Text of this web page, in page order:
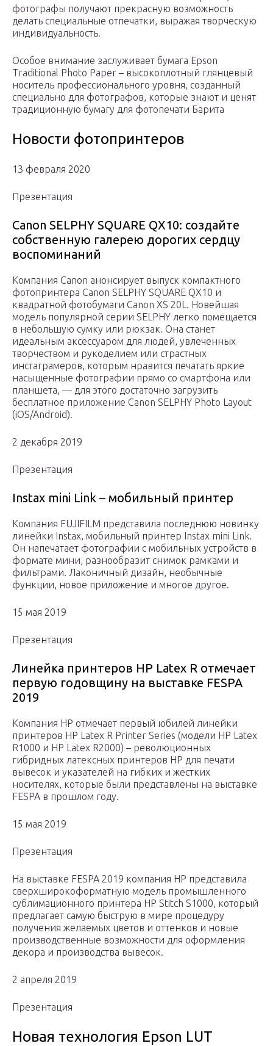
фотографы получают прекрасную возможность
делать специальные отпечатки, выражая творческую
индивидуальность.
Особое внимание заслуживает бумага Epson
Traditional Photo Paper – высокоплотный глянцевый
носитель профессионального уровня, созданный
специально для фотографов, которые знают и ценят
традиционную бумагу для фотопечати Барита
Новости фотопринтеров
13 февраля 2020
Презентация
Canon SELPHY SQUARE QX10: создайте
собственную галерею дорогих сердцу
воспоминаний
Компания Canon анонсирует выпуск компактного
фотопринтера Canon SELPHY SQUARE QX10 и
квадратной фотобумаги Canon XS 20L. Новейшая
модель популярной серии SELPHY легко помещается
в небольшую сумку или рюкзак. Она станет
идеальным аксессуаром для людей, увлеченных
творчеством и рукоделием или страстных
инстаграмеров, которым нравится печатать яркие
насыщенные фотографии прямо со смартфона или
планшета, — для этого достаточно загрузить
бесплатное приложение Canon SELPHY Photo Layout
(iOS/Android).
2 декабря 2019
Презентация
Instax mini Link – мобильный принтер
Компания FUJIFILM представила последнюю новинку
линейки Instax, мобильный принтер Instax mini Link.
Он напечатает фотографии с мобильных устройств в
формате мини, разнообразит снимок рамками и
фильтрами. Лаконичный дизайн, необычные
функции, новое приложение и многое другое.
15 мая 2019
Презентация
Линейка принтеров HP Latex R отмечает
первую годовщину на выставке FESPA
2019
Компания HP отмечает первый юбилей линейки
принтеров HP Latex R Printer Series (модели HP Latex
R1000 и HP Latex R2000) – революционных
гибридных латексных принтеров HP для печати
вывесок и указателей на гибких и жестких
носителях, которые были представлены на выставке
FESPA в прошлом году.
15 мая 2019
Презентация
На выставке FESPA 2019 компания HP представила
сверхширокоформатную модель промышленного
сублимационного принтера HP Stitch S1000, который
предлагает самую быструю в мире процедуру
получения желаемых цветов и оттенков и новые
производственные возможности для оформления
декора и производства вывесок.
2 апреля 2019
Презентация
Новая технология Epson LUT